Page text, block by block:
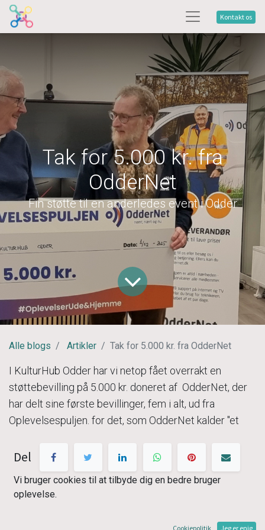
Kontakt os
Tak for 5.000 kr. fra
OdderNet
Fin støtte til en anderledes event i Odder
Alle blogs Artikler Tak for 5.000 kr. fra OdderNet
I KulturHub Odder har vi netop fået overrakt en
støttebevilling på 5.000 kr. doneret af OdderNet, der
har delt sine første bevillinger, fem i alt, ud fra
Oplevelsespuljen. for det, som OdderNet kalder "et
Det kulturtilbud vil foreningens formand Steen Bille
fortælle mere om efter nytår, da det først foregår
nogle måneder inde i det nye år med to
Del
Vi bruger cookies til at tilbyde dig en bedre bruger
oplevelse.
Cookiepolitik Jeg er enig